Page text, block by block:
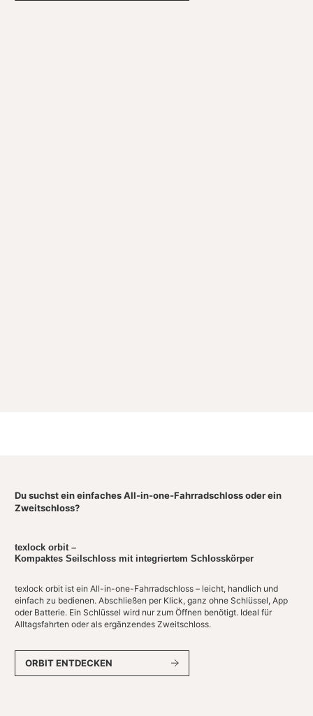
Du suchst ein einfaches All-in-one-Fahrradschloss oder ein
Zweitschloss?
texlock orbit –
Kompaktes Seilschloss mit integriertem Schlosskörper
texlock orbit ist ein All-in-one-Fahrradschloss – leicht, handlich und
einfach zu bedienen. Abschließen per Klick, ganz ohne Schlüssel, App
oder Batterie. Ein Schlüssel wird nur zum Öffnen benötigt. Ideal für
Alltagsfahrten oder als ergänzendes Zweitschloss.
ORBIT ENTDECKEN